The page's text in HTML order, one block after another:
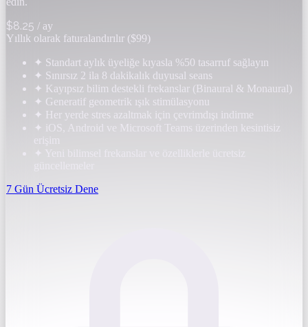
$8.25 / ay
Yıllık olarak faturalandırılır ($99)
✦ Standart aylık üyeliğe kıyasla %50 tasarruf sağlayın
✦ Sınırsız 2 ila 8 dakikalık duyusal seans
✦ Kayıpsız bilim destekli frekanslar (Binaural & Monaural)
✦ Generatif geometrik ışık stimülasyonu
✦ Her yerde stres azaltmak için çevrimdışı indirme
✦ iOS, Android ve Microsoft Teams üzerinden kesintisiz
erişim
✦ Yeni bilimsel frekanslar ve özelliklerle ücretsiz
7 Gün Ücretsiz Dene